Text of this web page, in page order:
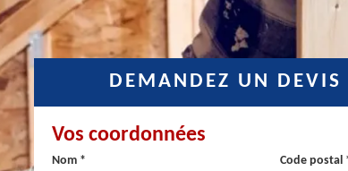
DEMANDEZ UN DEVIS
Vos coordonnées
Nom * Code postal